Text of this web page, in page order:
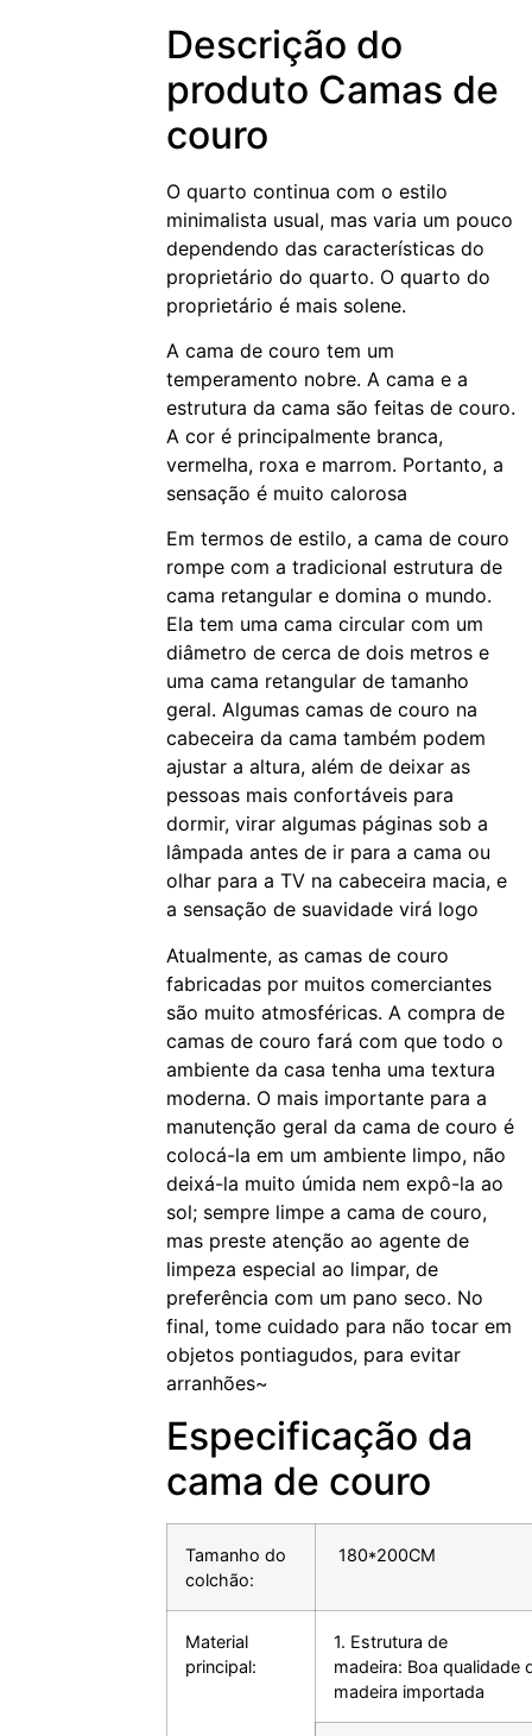
Descrição do
produto Camas de
couro
O quarto continua com o estilo
minimalista usual, mas varia um pouco
dependendo das características do
proprietário do quarto. O quarto do
proprietário é mais solene.
A cama de couro tem um
temperamento nobre. A cama e a
estrutura da cama são feitas de couro.
A cor é principalmente branca,
vermelha, roxa e marrom. Portanto, a
sensação é muito calorosa
Em termos de estilo, a cama de couro
rompe com a tradicional estrutura de
cama retangular e domina o mundo.
Ela tem uma cama circular com um
diâmetro de cerca de dois metros e
uma cama retangular de tamanho
geral. Algumas camas de couro na
cabeceira da cama também podem
ajustar a altura, além de deixar as
pessoas mais confortáveis para
dormir, virar algumas páginas sob a
lâmpada antes de ir para a cama ou
olhar para a TV na cabeceira macia, e
a sensação de suavidade virá logo
Atualmente, as camas de couro
fabricadas por muitos comerciantes
são muito atmosféricas. A compra de
camas de couro fará com que todo o
ambiente da casa tenha uma textura
moderna. O mais importante para a
manutenção geral da cama de couro é
colocá-la em um ambiente limpo, não
deixá-la muito úmida nem expô-la ao
sol; sempre limpe a cama de couro,
mas preste atenção ao agente de
limpeza especial ao limpar, de
preferência com um pano seco. No
final, tome cuidado para não tocar em
objetos pontiagudos, para evitar
arranhões~
Especificação da
cama de couro
Tamanho do
colchão:
180*200CM
Material
principal:
1. Estrutura de
madeira: Boa qualidade
madeira importada